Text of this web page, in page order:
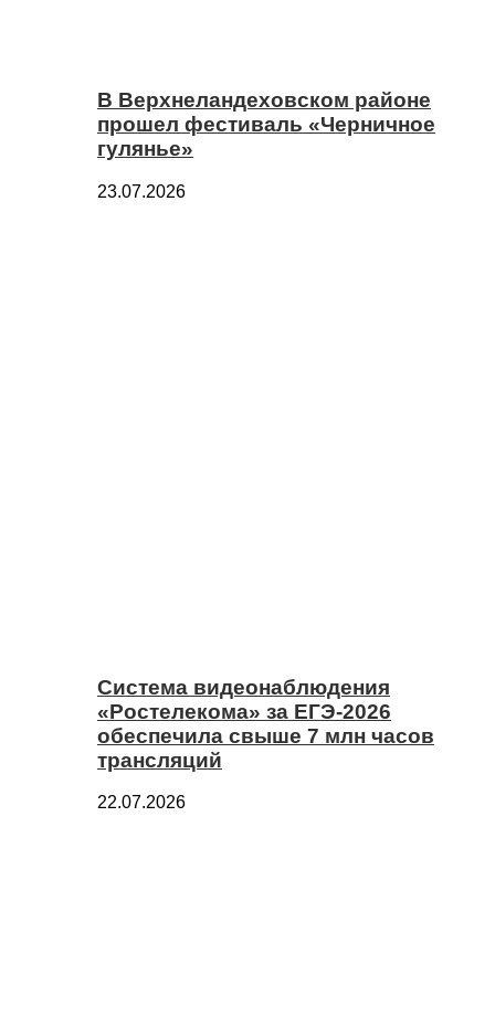
В Верхнеландеховском районе
прошел фестиваль «Черничное
гулянье»
23.07.2026
Система видеонаблюдения
«Ростелекома» за ЕГЭ-2026
обеспечила свыше 7 млн часов
трансляций
22.07.2026